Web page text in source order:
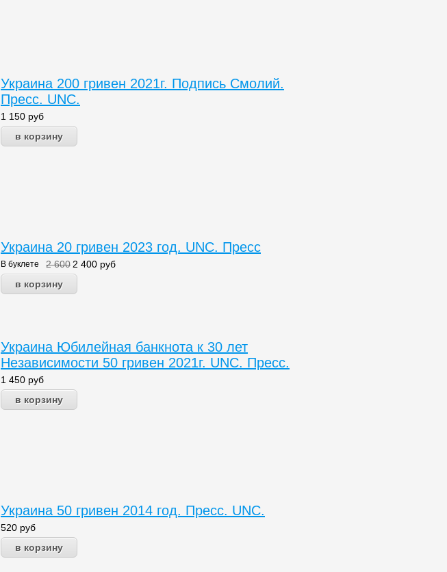
Украина 200 гривен 2021г. Подпись Смолий.
Пресс. UNC.
1 150 руб
Украина 20 гривен 2023 год. UNC. Пресс
В буклете 2 600 2 400 руб
Украина Юбилейная банкнота к 30 лет
Независимости 50 гривен 2021г. UNC. Пресс.
1 450 руб
Украина 50 гривен 2014 год. Пресс. UNC.
520 руб